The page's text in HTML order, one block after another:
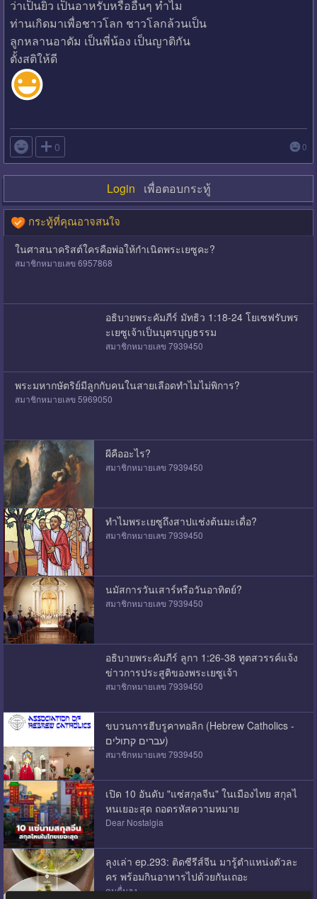
ว่าเป็นยิว เป็นอาหรับหรืออื่นๆ ทำไม
ท่านเกิดมาเพื่อชาวโลก ชาวโลกล้วนเป็น
ลูกหลานอาดัม เป็นพี่น้อง เป็นญาติกัน
ตั้งสติให้ดี
 0 0
Login เพื่อตอบกระทู้
กระทู้ที่คุณอาจสนใจ
ในศาสนาคริสต์ใครคือพ่อให้กำเนิดพระเยซูคะ?
สมาชิกหมายเลข 6957868
อธิบายพระคัมภีร์ มัทธิว 1:18-24 โยเซฟรับพร
ะเยซูเจ้าเป็นบุตรบุญธรรม
สมาชิกหมายเลข 7939450
พระมหากษัตริย์มีลูกกับคนในสายเลือดทำไมไม่พิการ?
สมาชิกหมายเลข 5969050
ผีคืออะไร?
สมาชิกหมายเลข 7939450
ทำไมพระเยซูถึงสาปแช่งต้นมะเดื่อ?
สมาชิกหมายเลข 7939450
นมัสการวันเสาร์หรือวันอาทิตย์?
สมาชิกหมายเลข 7939450
อธิบายพระคัมภีร์ ลูกา 1:26-38 ทูตสวรรค์แจ้ง
ข่าวการประสูติของพระเยซูเจ้า
สมาชิกหมายเลข 7939450
ขบวนการฮีบรูคาทอลิก (Hebrew Catholics -
עברים קתולים)
สมาชิกหมายเลข 7939450
เปิด 10 อันดับ "แซ่สกุลจีน" ในเมืองไทย สกุลไ
หนเยอะสุด ถอดรหัสความหมาย
Dear Nostalgia
ลุงเล่า ep.293: ติดซีรีส์จีน มารู้ตำแหน่งตัวละ
คร พร้อมกินอาหารไปด้วยกันเถอะ
คนตื่นลุง